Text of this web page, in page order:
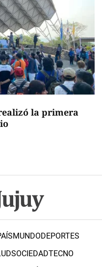
la primera
MUNDODEPORTES
SOCIEDADTECNO